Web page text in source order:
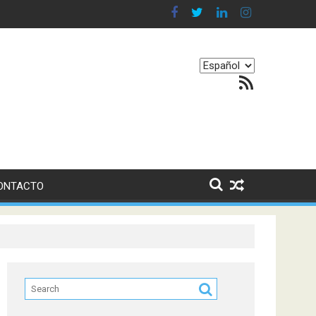
nuestro equilibrio emocional
Elegir
Feed RSS